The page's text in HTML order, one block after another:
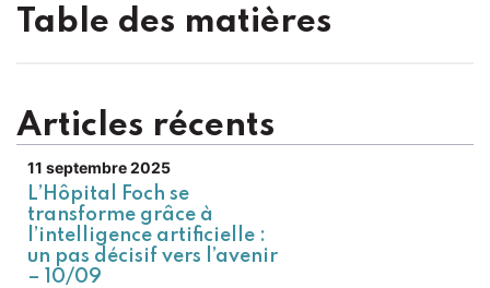
Table des matières
Articles récents
11 septembre 2025
L’Hôpital Foch se
transforme grâce à
l’intelligence artificielle :
un pas décisif vers l’avenir
– 10/09